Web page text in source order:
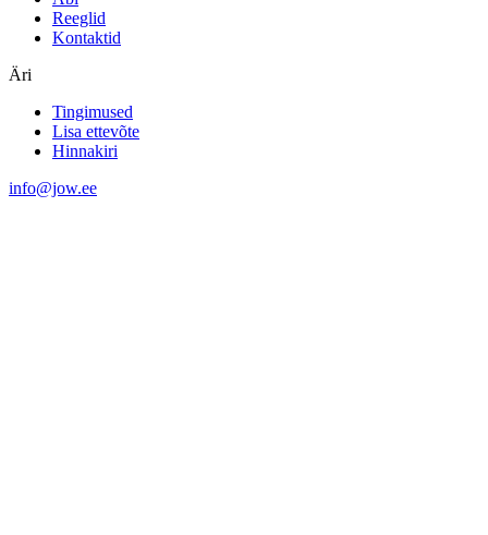
Reeglid
Kontaktid
Äri
Tingimused
Lisa ettevõte
Hinnakiri
info@jow.ee